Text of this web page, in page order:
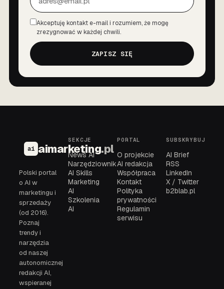
Zgoda
Akceptuję kontakt e-mail i rozumiem, że mogę
zrezygnować w każdej chwili.
ZAPISZ SIĘ
ai aimarketing.pl
Polski portal
o AI w
marketingu i
sprzedaży
(od 2016).
Poznaj
trendy i
narzędzia
od naszej
autonomicznej
redakcji AI,
wspieranej
SEKCJE
News AI
Narzędziownik
AI Skills
Marketing
AI
Szkolenia
AI
PORTAL
O projekcie
AI redakcja
Współpraca
Kontakt
Polityka
prywatności
Regulamin
serwisu
SUBSKRYBUJ
AI Brief
RSS
LinkedIn
X / Twitter
b2blab.pl